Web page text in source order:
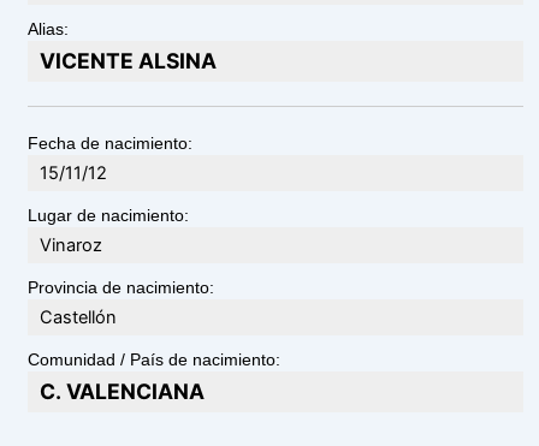
Alias:
VICENTE ALSINA
Fecha de nacimiento:
15/11/12
Lugar de nacimiento:
Vinaroz
Provincia de nacimiento:
Castellón
Comunidad / País de nacimiento:
C. VALENCIANA